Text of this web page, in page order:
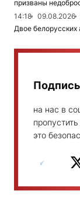
призваны
14:18
09.08.2026
Двое белорусских
на нас в
это